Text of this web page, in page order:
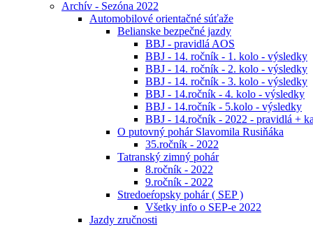
Archív - Sezóna 2022
Automobilové orientačné súťaže
Belianske bezpečné jazdy
BBJ - pravidlá AOS
BBJ - 14. ročník - 1. kolo - výsledky
BBJ - 14. ročník - 2. kolo - výsledky
BBJ - 14. ročník - 3. kolo - výsledky
BBJ - 14.ročník - 4. kolo - výsledky
BBJ - 14.ročník - 5.kolo - výsledky
BBJ - 14.ročník - 2022 - pravidlá +
O putovný pohár Slavomila Rusiňáka
35.ročník - 2022
Tatranský zimný pohár
8.ročník - 2022
9.ročník - 2022
Stredoeŕopsky pohár ( SEP )
Všetky info o SEP-e 2022
Jazdy zručnosti